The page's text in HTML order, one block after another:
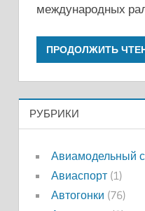
международных
ПРОДОЛЖИТЬ
РУБРИКИ
Авиамодельный
Авиаспорт(1)
Автогонки (76)